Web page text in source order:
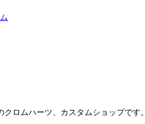
クロムハーツ、カスタムショップです。